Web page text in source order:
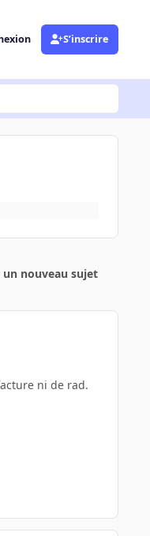
S’inscrire
un nouveau sujet
ni de rad.